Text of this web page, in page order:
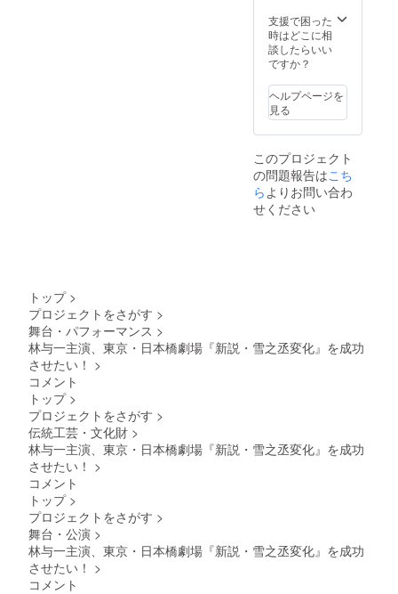
支援で困った
時はどこに相
談したらいい
ですか？
ヘルプページを
見る
このプロジェクト
の問題報告はこち
ら よりお問い合わ
せください
トップ >
プロジェクトをさがす >
舞台・パフォーマンス >
林与一主演、東京・日本橋劇場『新説・雪之丞変化』を成功
させたい！ >
コメント
トップ >
プロジェクトをさがす >
伝統工芸・文化財 >
林与一主演、東京・日本橋劇場『新説・雪之丞変化』を成功
させたい！ >
コメント
トップ >
プロジェクトをさがす >
舞台・公演 >
林与一主演、東京・日本橋劇場『新説・雪之丞変化』を成功
させたい！ >
コメント